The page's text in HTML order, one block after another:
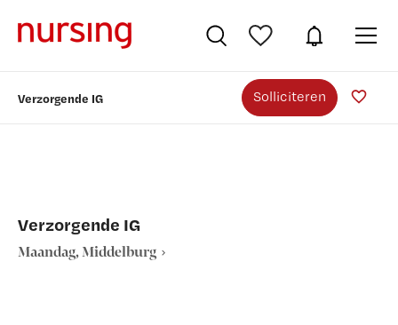
Verzorgende IG Solliciteren
Verzorgende IG
Maandag, Middelburg